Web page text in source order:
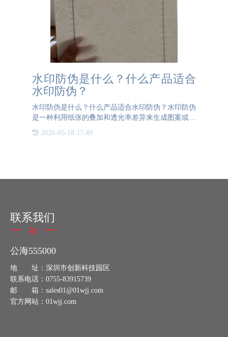
水印防伪是什么？什么产品适合
水印防伪？
水印防伪是什么？什么产品适合水印防伪？水印防伪
是一种利用纸张的叠加和透光率差异来生成图案或文
字的防伪技术。尽管其原理相对简单，但在实际操作
中却需要极高的精度和专业设备。水印防伪技术的核
2026-05-18 17:49
联系我们
公海555000
地 址：深圳市创新科技园区
联系电话：0755-83915739
邮 箱：sales01@01wjj.com
官方网站：01wjj.com